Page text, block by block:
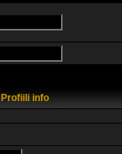
Profiili info